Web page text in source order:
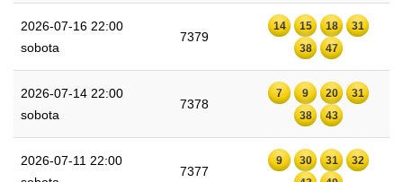
2026-07-16 22:00
sobota
7379
14 15 18
31
38
47
2026-07-14 22:00
sobota
7378
7 9 20
31
38
43
2026-07-11 22:00
7377
9 30 31
32